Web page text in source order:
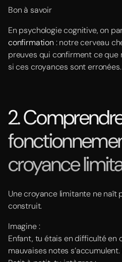
Bon à savoir
En psychologie cognitive, on
confirmation : notre cerveau
preuves qui confirment ce que
si ces croyances sont erronées.
2.
croyance
Une croyance limitante ne naît
construit.
Imagine :
Enfant, tu étais en difficulté en
mauvaises notes